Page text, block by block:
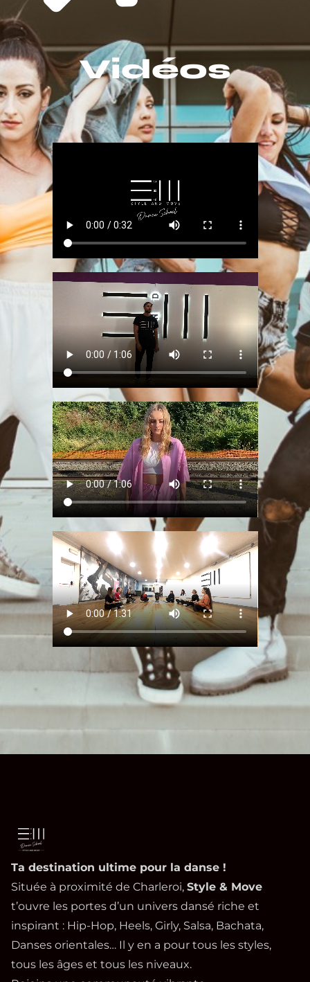
Vidéos
Ta destination ultime pour la danse !
Située à proximité de Charleroi, Style & Move
t’ouvre les portes d’un univers dansé riche et
inspirant : Hip-Hop, Heels, Girly, Salsa, Bachata,
Danses orientales… Il y en a pour tous les styles,
tous les âges et tous les niveaux.